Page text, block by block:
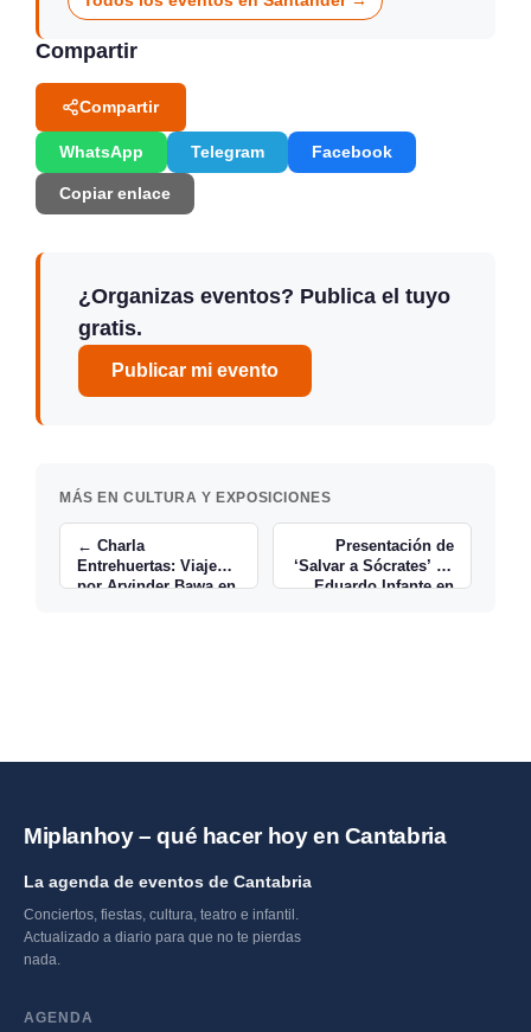
Compartir
Compartir
WhatsApp Telegram Facebook
Copiar enlace
¿Organizas eventos? Publica el tuyo
gratis.
Publicar mi evento
MÁS EN CULTURA Y EXPOSICIONES
← Charla
Entrehuertas: Viajes
por Arvinder Bawa en
Presentación de
‘Salvar a Sócrates’ de
Eduardo Infante en
Miplanhoy – qué hacer hoy en Cantabria
La agenda de eventos de Cantabria
Conciertos, fiestas, cultura, teatro e infantil.
Actualizado a diario para que no te pierdas
nada.
AGENDA